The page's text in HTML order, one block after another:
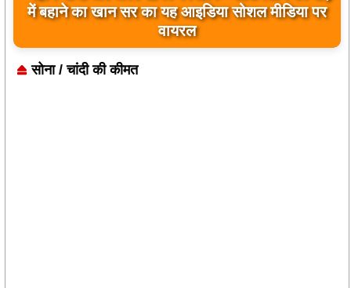
बिलावल भुट्टो द्वारा सिंधु नदी और भारत को लेकर दिए गए
बयान पर भारत के केंद्रीय मंत्रियों की कड़ी प्रतिक्रिया
सोना / चांदी की कीमत